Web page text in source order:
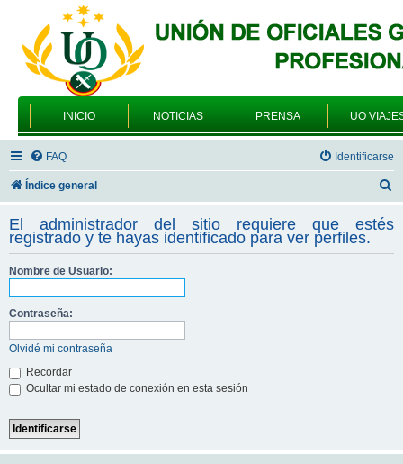
INICIO NOTICIAS PRENSA UO
FAQ Identificarse
Índice general
s
c
El administrador del sitio requiere que estés
registrado y te hayas identificado para ver perfiles.
Nombre de Usuario:
Contraseña:
Olvidé mi contraseña
Recordar
Ocultar mi estado de conexión en esta sesión